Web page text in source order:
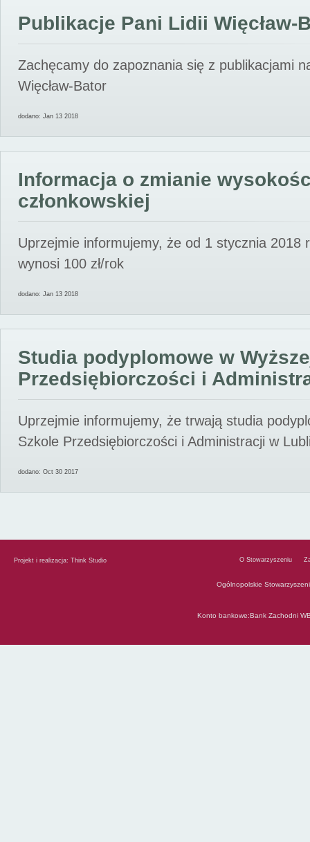
Publikacje Pani Lidii Więcław-
Zachęcamy do zapoznania się z publikacjami
Więcław-Bator
dodano: Jan 13 2018
Informacja o zmianie
członkowskiej
Uprzejmie informujemy, że od 1 stycznia 2018
wynosi 100 zł/rok
dodano: Jan 13 2018
Studia podyplomowe w
Przedsiębiorczości i
Uprzejmie informujemy, że trwają studia
Szkole Przedsiębiorczości i Administracji w
dodano: Oct 30 2017
Projekt i realizacja: Think Studio O Stowarzyszeniu
Ogólnopolskie
Konto bankowe:Bank Zachodni